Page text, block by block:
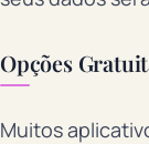
Opções
Muitos